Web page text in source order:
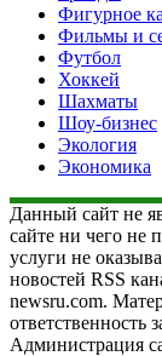
Фигурное
Фильмы и
Футбол
Хоккей
Шахматы
Шоу-бизнес
Экология
Экономика
Данный сайт не
сайте ни чего не
услуги не
новостей RSS
newsru.com.
ответственность
Администрация